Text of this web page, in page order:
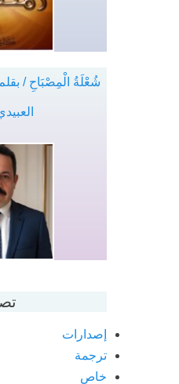
شُعْلَةُ الْمِصْبَاحِ /
إصدارات
ترجمة
خاص